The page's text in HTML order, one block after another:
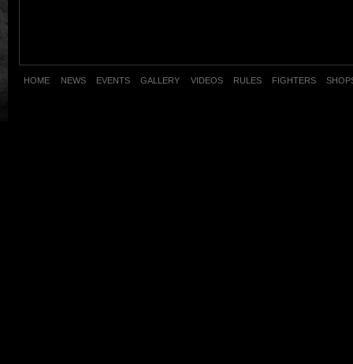
HOME NEWS EVENTS GALLERY VIDEOS RULES FIGHTERS